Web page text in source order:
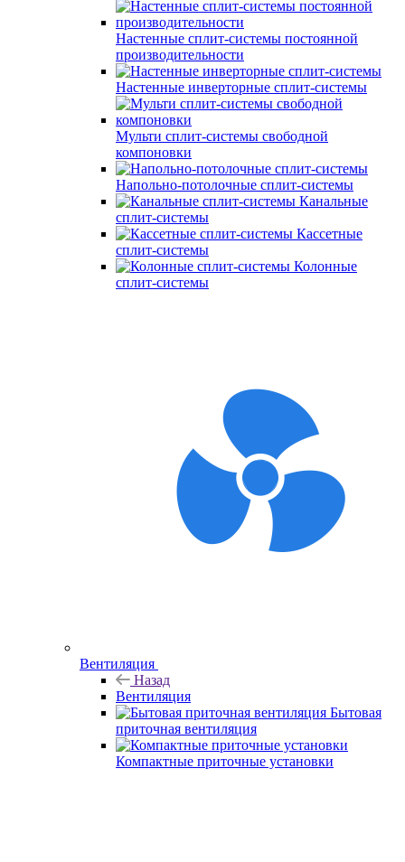
Настенные сплит-системы постоянной
производительности
Настенные инверторные сплит-системы
Мульти сплит-системы свободной
компоновки
Напольно-потолочные сплит-системы
Канальные
сплит-системы
Кассетные
сплит-системы
Колонные
сплит-системы
Вентиляция
Назад
Вентиляция
Бытовая
приточная вентиляция
Компактные приточные установки